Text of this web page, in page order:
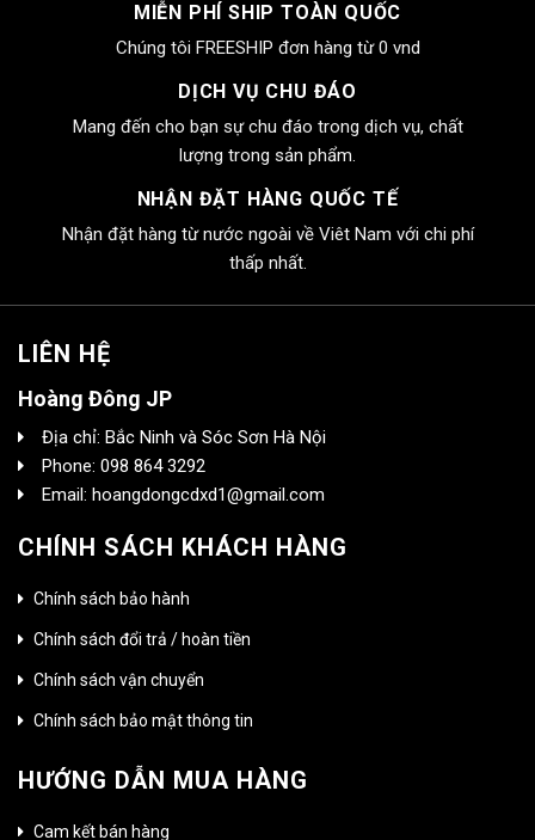
MIỄN PHÍ SHIP TOÀN QUỐC
Chúng tôi FREESHIP đơn hàng từ 0 vnd
DỊCH VỤ CHU ĐÁO
Mang đến cho bạn sự chu đáo trong dịch vụ, chất
lượng trong sản phẩm.
NHẬN ĐẶT HÀNG QUỐC TẾ
Nhận đặt hàng từ nước ngoài về Viêt Nam với chi phí
thấp nhất.
LIÊN HỆ
Hoàng Đông JP
Địa chỉ: Bắc Ninh và Sóc Sơn Hà Nội
Phone: 098 864 3292
Email: hoangdongcdxd1@gmail.com
CHÍNH SÁCH KHÁCH HÀNG
Chính sách bảo hành
Chính sách đổi trả / hoàn tiền
Chính sách vận chuyển
Chính sách bảo mật thông tin
HƯỚNG DẪN MUA HÀNG
Cam kết bán hàng